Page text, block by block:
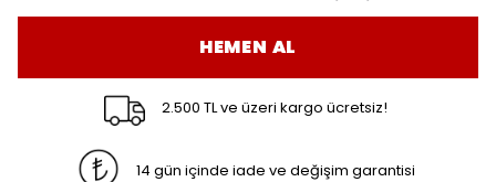
HEMEN AL
2.500 TL ve üzeri kargo ücretsiz!
14 gün içinde iade ve değişim garantisi